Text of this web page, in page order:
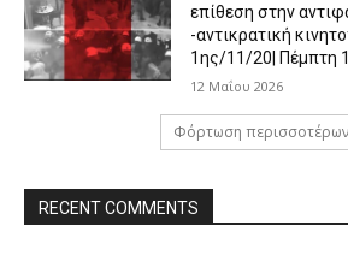
επίθεση στην
-αντικρατική
1ης/11/20| Πέμπτη
12 Μαΐου 2026
Φόρτωση περισσοτέρων
RECENT COMMENTS